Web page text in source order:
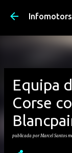
Infomotors
Equipa
Corse
publicada porMarcel Santos